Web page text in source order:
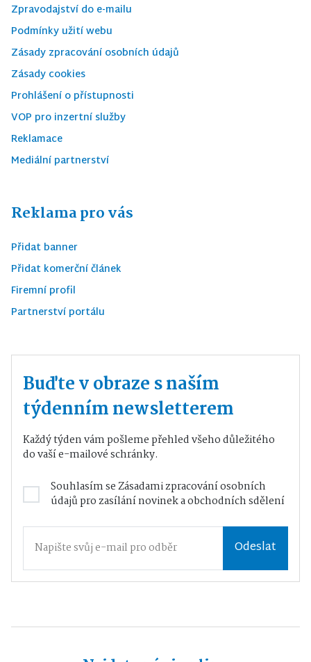
Zpravodajství do e-mailu
Podmínky užití webu
Zásady zpracování osobních údajů
Zásady cookies
Prohlášení o přístupnosti
VOP pro inzertní služby
Reklamace
Mediální partnerství
Reklama pro vás
Přidat banner
Přidat komerční článek
Firemní profil
Partnerství portálu
Buďte v obraze s naším
týdenním newsletterem
Každý týden vám pošleme přehled všeho důležitého
do vaší e-mailové schránky.
Souhlasím seZásadami zpracování osobních
údajůpro zasílání novinek a obchodních sdělení
Odeslat